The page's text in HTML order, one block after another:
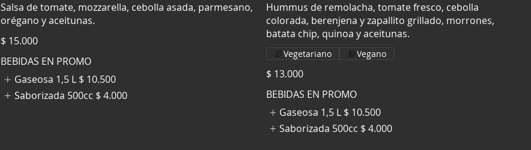
Salsa de tomate, mozzarella, cebolla asada, parmesano,
orégano y aceitunas.
$ 15.000
BEBIDAS EN PROMO
Gaseosa 1,5 L $ 10.500
Saborizada 500cc $ 4.000
Hummus de remolacha, tomate fresco, cebolla
colorada, berenjena y zapallito grillado, morrones,
batata chip, quinoa y aceitunas.
$ 13.000
Vegetariano Vegano
BEBIDAS EN PROMO
Gaseosa 1,5 L $ 10.500
Saborizada 500cc $ 4.000